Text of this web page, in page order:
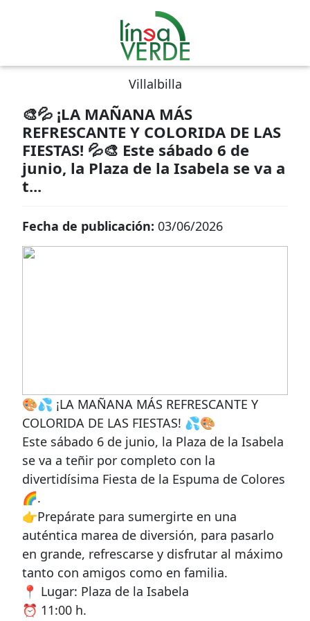
Villalbilla
🎨💦 ¡LA MAÑANA MÁS
REFRESCANTE Y COLORIDA DE LAS
FIESTAS! 💦🎨 Este sábado 6 de
junio, la Plaza de la Isabela se va a
t...
Fecha de publicación: 03/06/2026
🎨💦 ¡LA MAÑANA MÁS REFRESCANTE Y
COLORIDA DE LAS FIESTAS! 💦🎨
Este sábado 6 de junio, la Plaza de la Isabela
se va a teñir por completo con la
divertidísima Fiesta de la Espuma de Colores
🌈.
👉Prepárate para sumergirte en una
auténtica marea de diversión, para pasarlo
en grande, refrescarse y disfrutar al máximo
tanto con amigos como en familia.
📍 Lugar: Plaza de la Isabela
⏰ 11:00 h.